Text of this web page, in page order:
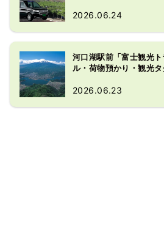
2026.06.24
河口湖駅前「富士観光
ル・荷物預かり・観光
2026.06.23